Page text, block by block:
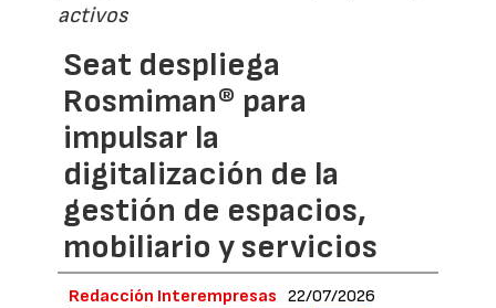
activos
Seat despliega
Rosmiman® para
impulsar la
digitalización de la
gestión de espacios,
mobiliario y servicios
Redacción Interempresas 22/07/2026